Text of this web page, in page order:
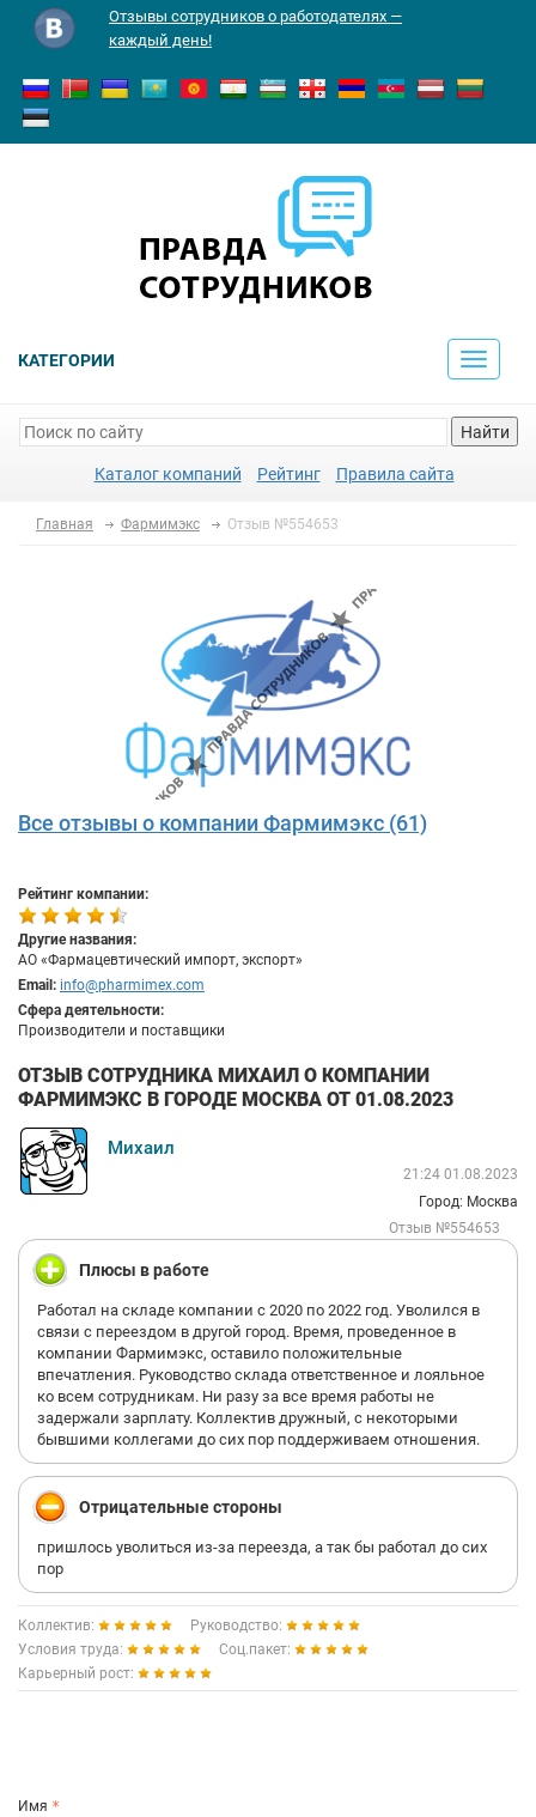
Отзывы сотрудников о работодателях —
каждый день!
КАТЕГОРИИ
Toggle
Найти
Каталог компаний Рейтинг Правила сайта
Главная Фармимэкс Отзыв №554653
Все отзывы о компании Фармимэкс (61)
Рейтинг компании:
Другие названия:
АО «Фармацевтический импорт, экспорт»
Email: info@pharmimex.com
Сфера деятельности:
Производители и поставщики
ОТЗЫВ СОТРУДНИКА МИХАИЛ О КОМПАНИИ
ФАРМИМЭКС В ГОРОДЕ МОСКВА ОТ 01.08.2023
Михаил
21:24 01.08.2023
Город: Москва
Отзыв №554653
Плюсы в работе
Работал на складе компании с 2020 по 2022 год. Уволился в
связи с переездом в другой город. Время, проведенное в
компании Фармимэкс, оставило положительные
впечатления. Руководство склада ответственное и лояльное
ко всем сотрудникам. Ни разу за все время работы не
задержали зарплату. Коллектив дружный, с некоторыми
бывшими коллегами до сих пор поддерживаем отношения.
Отрицательные стороны
пришлось уволиться из-за переезда, а так бы работал до сих
пор
Коллектив:
Руководство:
Условия труда:
Соц.пакет:
Карьерный рост:
Имя